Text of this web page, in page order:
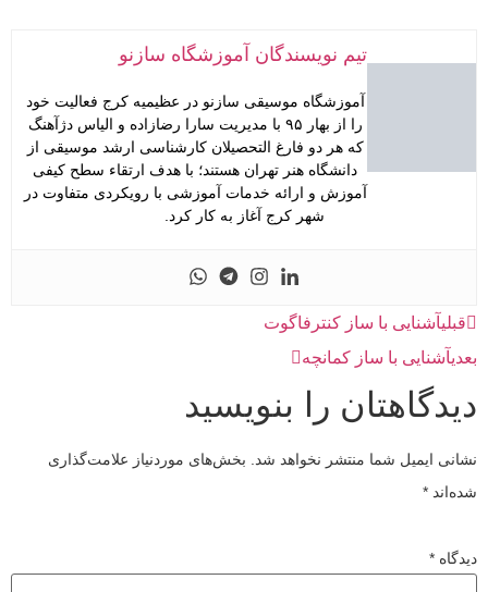
تیم نویسندگان آموزشگاه سازنو
آموزشگاه موسیقی سازنو در عظیمیه کرج فعالیت خود
را از بهار ۹۵ با مدیریت سارا رضازاده و الیاس دژآهنگ
که هر دو فارغ التحصیلان کارشناسی ارشد موسیقی از
دانشگاه هنر تهران هستند؛ با هدف ارتقاء سطح کیفی
آموزش و ارائه خدمات آموزشی با رویکردی متفاوت در
شهر کرج آغاز به کار کرد.
قبلیآشنایی با ساز کنترفاگوت
بعدیآشنایی با ساز کمانچه
دیدگاهتان را بنویسید
نشانی ایمیل شما منتشر نخواهد شد.
بخش‌های موردنیاز علامت‌گذاری
شده‌اند *
دیدگاه *